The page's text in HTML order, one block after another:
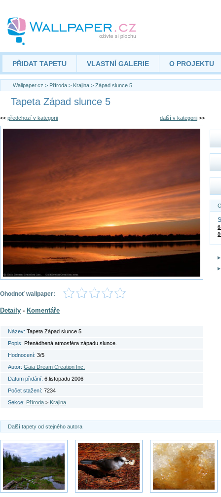
PŘIDAT TAPETU VLASTNÍ GALERIE O PROJEKTU
Wallpaper.cz > Příroda > Krajina > Západ slunce 5
Tapeta Západ slunce 5
<< předchozí v kategorii další v kategorii >>
Ohodnoť wallpaper:
Detaily - Komentáře
Název: Tapeta Západ slunce 5
Popis: Přenádhená atmosféra západu slunce.
Hodnocení: 3/5
Autor: Gaia Dream Creation Inc.
Datum přidání: 6.listopadu 2006
Počet stažení: 7234
Sekce: Příroda > Krajina
Další tapety od stejného autora